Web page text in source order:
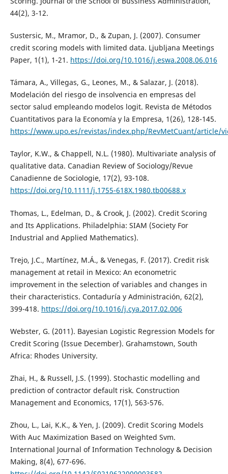
44(2), 3-12.
Sustersic, M., Mramor, D., & Zupan, J. (2007). Consumer
credit scoring models with limited data. Ljubljana Meetings
Paper, 1(1), 1-21. https://doi.org/10.1016/j.eswa.2008.06.016
Támara, A., Villegas, G., Leones, M., & Salazar, J. (2018).
Modelación del riesgo de insolvencia en empresas del
sector salud empleando modelos logit. Revista de Métodos
Cuantitativos para la Economía y la Empresa, 1(26), 128-145.
https://www.upo.es/revistas/index.php/RevMetCuant/article/
Taylor, K.W., & Chappell, N.L. (1980). Multivariate analysis of
qualitative data. Canadian Review of Sociology/Revue
Canadienne de Sociologie, 17(2), 93-108.
https://doi.org/10.1111/j.1755-618X.1980.tb00688.x
Thomas, L., Edelman, D., & Crook, J. (2002). Credit Scoring
and Its Applications. Philadelphia: SIAM (Society For
Industrial and Applied Mathematics).
Trejo, J.C., Martínez, M.Á., & Venegas, F. (2017). Credit risk
management at retail in Mexico: An econometric
improvement in the selection of variables and changes in
their characteristics. Contaduría y Administración, 62(2),
399-418. https://doi.org/10.1016/j.cya.2017.02.006
Webster, G. (2011). Bayesian Logistic Regression Models for
Credit Scoring (Issue December). Grahamstown, South
Africa: Rhodes University.
Zhai, H., & Russell, J.S. (1999). Stochastic modelling and
prediction of contractor default risk. Construction
Management and Economics, 17(1), 563-576.
Zhou, L., Lai, K.K., & Yen, J. (2009). Credit Scoring Models
With Auc Maximization Based on Weighted Svm.
International Journal of Information Technology & Decision
Making, 8(4), 677-696.